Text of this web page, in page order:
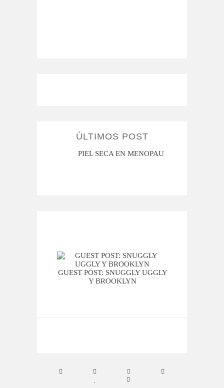
ÚLTIMOS POST
PIEL SECA EN MENOPAUSIA
GUEST POST: SNUGGLY UGGLY
Y BROOKLYN